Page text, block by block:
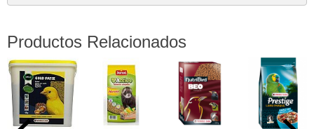
Productos Relacionados